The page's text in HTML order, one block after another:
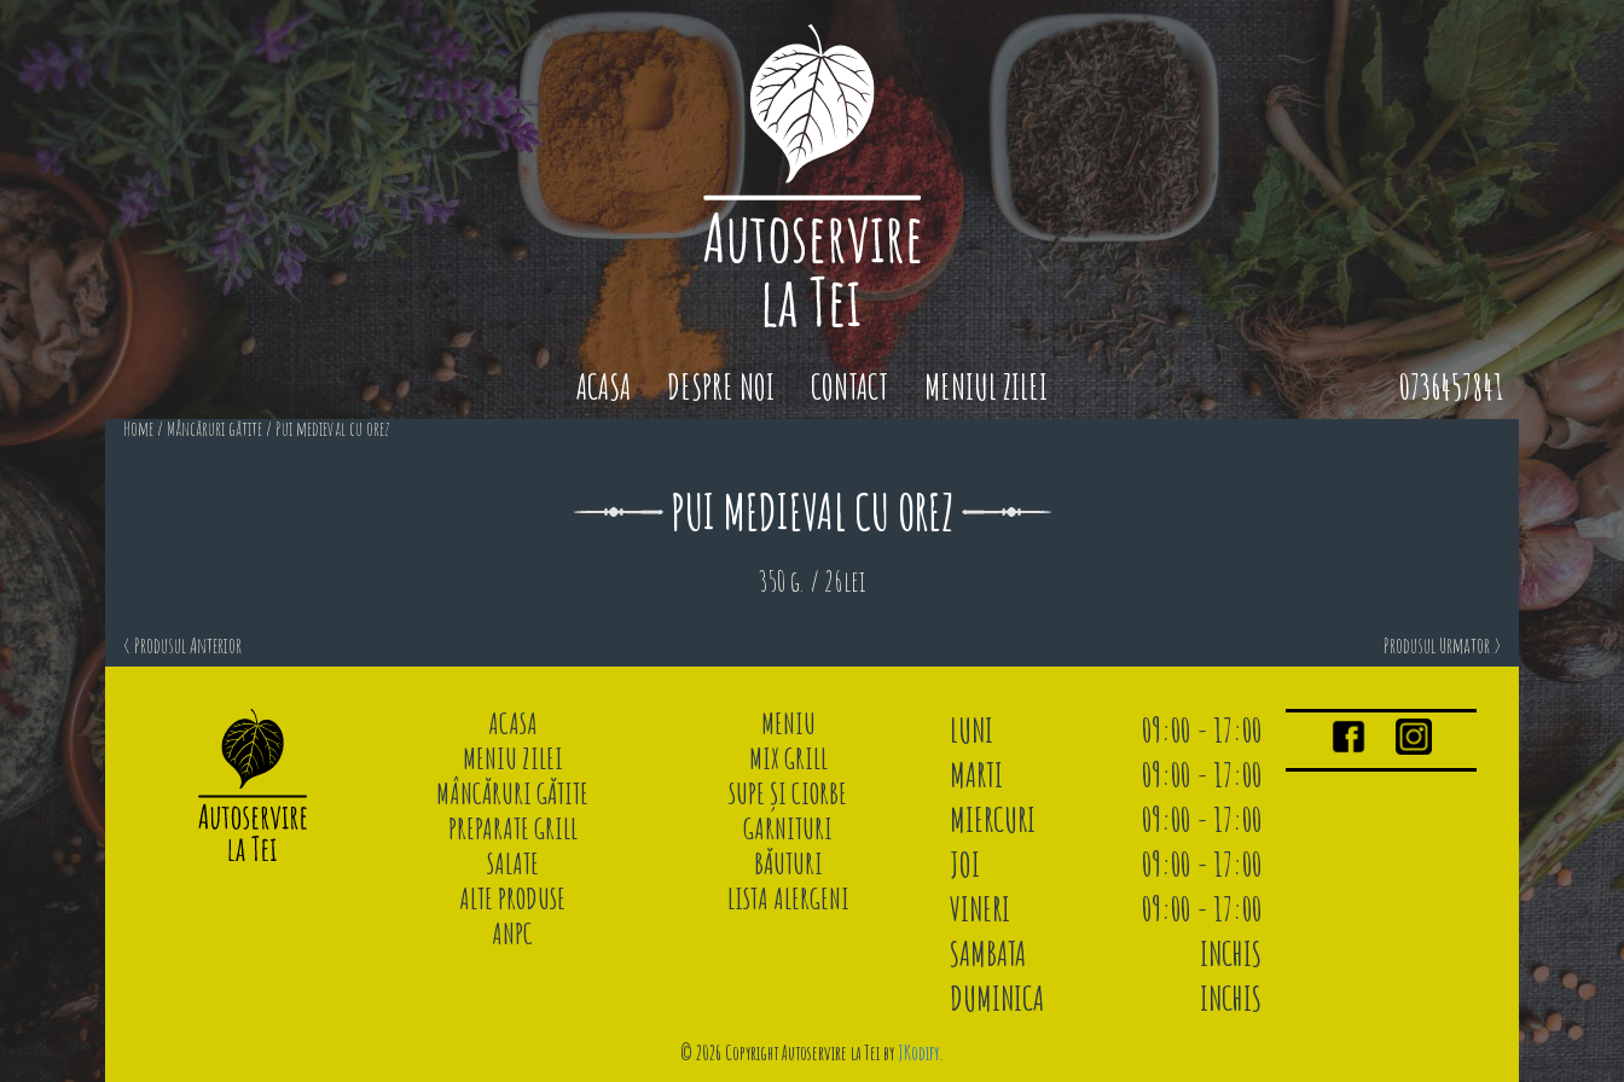
ACASA DESPRE NOI CONTACT MENIUL ZILEI 0736457841
Home / Mâncăruri gătite / Pui medieval cu orez
PUI MEDIEVAL CU OREZ
350 g. / 26lei
< Produsul Anterior Produsul Urmator >
ACASA
MENIU
MENIU ZILEI
MIX GRILL
MÂNCĂRURI GĂTITE
SUPE ȘI CIORBE
PREPARATE GRILL
GARNITURI
SALATE
BĂUTURI
ALTE PRODUSE
LISTA ALERGENI
ANPC
LUNI
09:00 - 17:00
MARTI
09:00 - 17:00
MIERCURI
09:00 - 17:00
JOI
09:00 - 17:00
VINERI
09:00 - 17:00
SAMBATA
INCHIS
DUMINICA
INCHIS
© 2026 Copyright Autoservire la Tei byJKodify.